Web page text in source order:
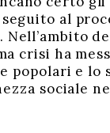
al
crisi ha
popolari e lo
sociale